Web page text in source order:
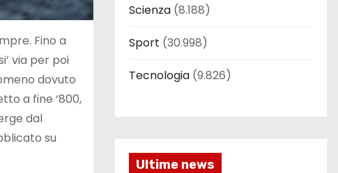
Fino a
via per poi
dovuto
a fine ‘800,
dal
su
Scienza (8.188)
Sport (30.998)
Tecnologia (9.826)
Ultime news